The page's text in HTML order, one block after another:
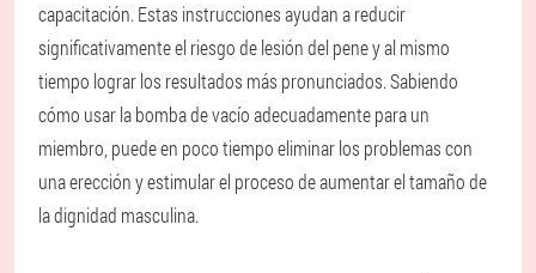
capacitación. Estas instrucciones ayudan a reducir
significativamente el riesgo de lesión del pene y al mismo
tiempo lograr los resultados más pronunciados. Sabiendo
cómo usar la bomba de vacío adecuadamente para un
miembro, puede en poco tiempo eliminar los problemas con
una erección y estimular el proceso de aumentar el tamaño de
la dignidad masculina.